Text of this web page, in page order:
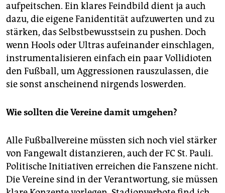
aufpeitschen. Ein klares Feindbild dient ja auch
dazu, die eigene Fanidentität aufzuwerten und zu
stärken, das Selbstbewusstsein zu pushen. Doch
wenn Hools oder Ultras aufeinander einschlagen,
instrumentalisieren einfach ein paar Vollidioten
den Fußball, um Aggressionen rauszulassen, die
sie sonst anscheinend nirgends loswerden.
Wie sollten die Vereine damit umgehen?
Alle Fußballvereine müssten sich noch viel stärker
von Fangewalt distanzieren, auch der FC St. Pauli.
Politische Initiativen erreichen die Fanszene nicht.
Die Vereine sind in der Verantwortung, sie müssen